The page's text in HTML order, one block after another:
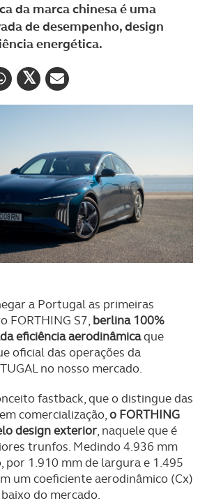
da marca chinesa é uma
de desempenho, design
energética.
a Portugal as primeiras
FORTHING S7, berlina 100%
eficiência aerodinâmicaque
oficial das operações da
no nosso mercado.
fastback, que o distingue das
comercialização,o FORTHING
design exterior, naquele que é
trunfos. Medindo 4.936 mm
por 1.910 mm de largura e 1.495
um coeficiente aerodinâmico (Cx)
do mercado.